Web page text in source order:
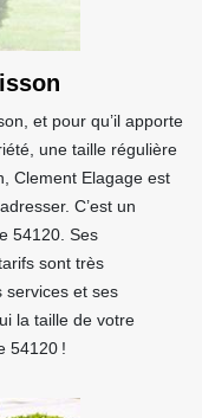
et pour qu’il apporte
une taille régulière
Clement Elagage est
C’est un
54120. Ses
sont très
services et ses
la taille de votre
54120 !